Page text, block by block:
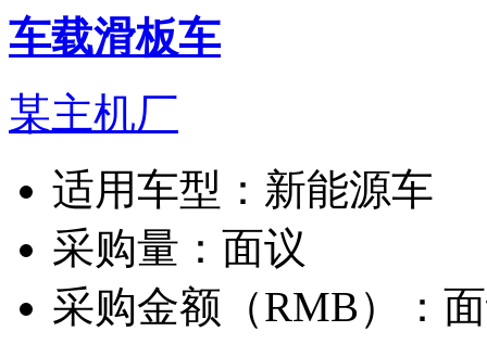
车载滑板车
某主机厂
适用车型： 新能源车
采购量： 面议
采购金额（RMB）：